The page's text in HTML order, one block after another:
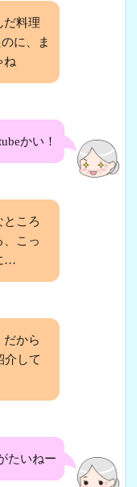
だ料理
に、ま
ね
かい！
ところ
、こっ
…
だから
介して
たいねー